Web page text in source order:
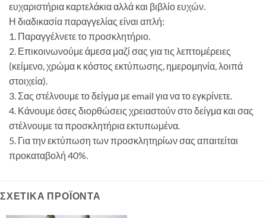
ευχαριστήρια καρτελάκια αλλά και βιβλίο ευχών.
Η διαδικασία παραγγελίας είναι απλή:
1. Παραγγέλνετε το προσκλητήριο.
2. Επικοινωνούμε άμεσα μαζί σας για τις λεπτομέρειες
(κείμενο, χρώμα κ κόστος εκτύπωσης, ημερομηνία, λοιπά
στοιχεία).
3. Σας στέλνουμε το δείγμα με email για να το εγκρίνετε.
4. Κάνουμε όσες διορθώσεις χρειαστούν στο δείγμα και σας
στέλνουμε τα προσκλητήρια εκτυπωμένα.
5. Για την εκτύπωση των προσκλητηρίων σας απαιτείται
προκαταβολή 40%.
ΣΧΕΤΙΚΆ ΠΡΟΪΌΝΤΑ